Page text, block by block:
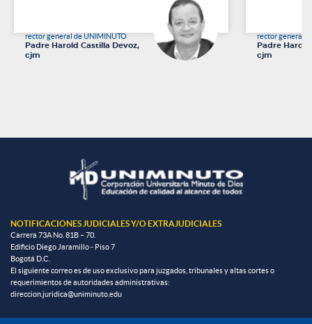
rector general de UNIMINUTO
Padre Harold Castilla Devoz,
cjm
rector general
Padre
cjm
NOTIFICACIONES JUDICIALES Y/O EXTRAJUDICIALES
Carrera 73A No. 81B – 70.
Edificio Diego Jaramillo - Piso 7
Bogotá D.C.
El siguiente correo es de uso exclusivo para juzgados, tribunales y altas cortes o
requerimientos de autoridades administrativas:
direccion.juridica@uniminuto.edu